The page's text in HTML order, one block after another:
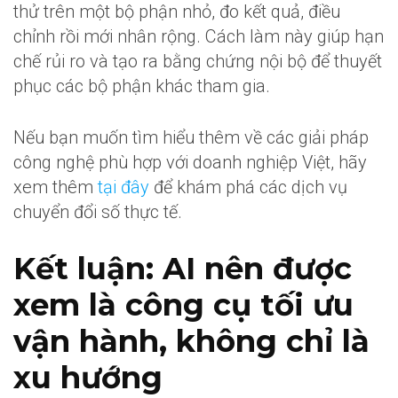
thử trên một bộ phận nhỏ, đo kết quả, điều
chỉnh rồi mới nhân rộng. Cách làm này giúp hạn
chế rủi ro và tạo ra bằng chứng nội bộ để thuyết
phục các bộ phận khác tham gia.
Nếu bạn muốn tìm hiểu thêm về các giải pháp
công nghệ phù hợp với doanh nghiệp Việt, hãy
xem thêmtại đây để khám phá các dịch vụ
chuyển đổi số thực tế.
Kết luận: AI nên được
xem là công cụ tối ưu
vận hành, không chỉ là
xu hướng